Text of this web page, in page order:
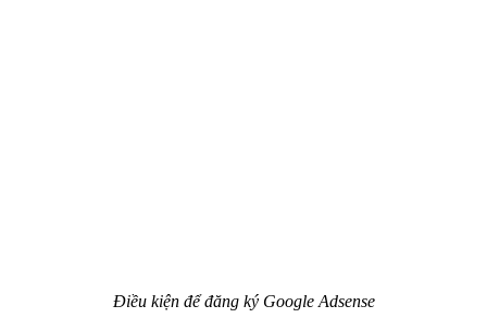
Điều kiện để đăng ký Google Adsense